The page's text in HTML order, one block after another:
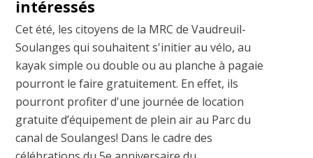
intéressés
Cet été, les citoyens de la MRC de Vaudreuil-
Soulanges qui souhaitent s'initier au vélo, au
kayak simple ou double ou au planche à pagaie
pourront le faire gratuitement. En effet, ils
pourront profiter d'une journée de location
gratuite d’équipement de plein air au Parc du
canal de Soulanges! Dans le cadre des